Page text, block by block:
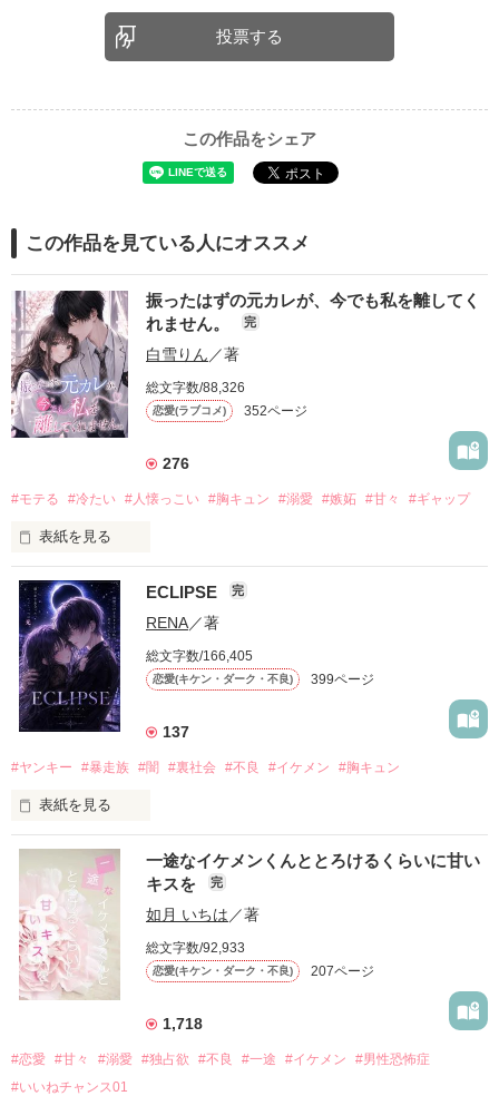
投票する
この作品をシェア
この作品を見ている人にオススメ
振ったはずの元カレが、今でも私を離してく
れません。
完
白雪りん ／著
総文字数/88,326
恋愛(ラブコメ) 352ページ
276
#モテる #冷たい #人懐っこい #胸キュン #溺愛 #嫉妬 #甘々 #ギャップ
表紙を見る
「好きだったから、別れを選んだ。」
モテる人を好きになるのが怖かった。
だから私は、中学時代に大好きだった彼を自分から振った。
もう会うことはないと思っていたのに、
高校生になって再会した彼は、隣の学校で”王子様”と呼ばれる
他の女の子には冷たいのに
私にだけ昔と変わらない笑顔を向けてくる。
「澪ちゃん。」
それは止まっていた恋が再び動き始める合図──。
✨.ﾟ･*..☆.｡.:*✨.☆.｡.:. *:ﾟ✨.ﾟ･*..☆.｡.:*✨
冴木澪-SaekiMio
ECLIPSE 完
RENA／著
総文字数/166,405
恋愛(キケン・ダーク・不良) 399ページ
137
#ヤンキー #暴走族 #闇 #裏社会 #不良 #イケメン #胸キュン
表紙を見る
表紙画像はAIです
作品を読む
一途なイケメンくんととろけるくらいに甘い
キスを
完
如月 いちは ／著
総文字数/92,933
恋愛(キケン・ダーク・不良) 207ページ
1,718
#恋愛 #甘々 #溺愛 #独占欲 #不良 #一途 #イケメン
#男性恐怖症
#いいねチャンス01